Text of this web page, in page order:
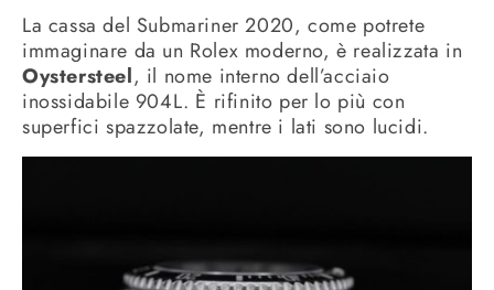
La cassa del Submariner 2020, come potrete
immaginare da un Rolex moderno, è realizzata in
Oystersteel, il nome interno dell’acciaio
inossidabile 904L. È rifinito per lo più con
superfici spazzolate, mentre i lati sono lucidi.